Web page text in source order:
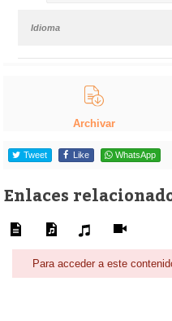
Idioma
Archivar
Tweet Like WhatsApp
Enlaces
Para acceder a este